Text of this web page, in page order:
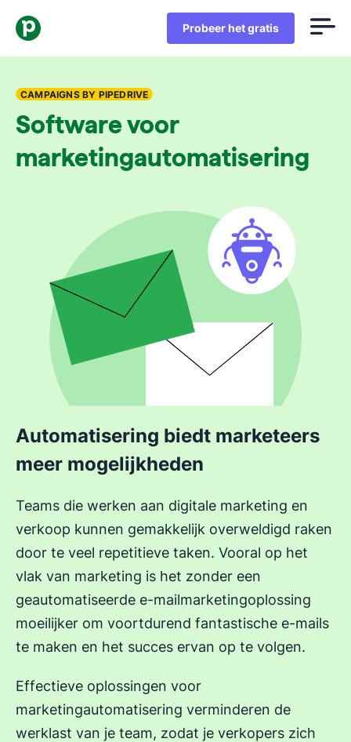
Probeer het gratis
CAMPAIGNS BY PIPEDRIVE
Software voor
marketingautomatisering
Automatisering biedt marketeers
meer mogelijkheden
Teams die werken aan digitale marketing en
verkoop kunnen gemakkelijk overweldigd raken
door te veel repetitieve taken. Vooral op het
vlak van marketing is het zonder een
geautomatiseerde e-mailmarketingoplossing
moeilijker om voortdurend fantastische e-mails
te maken en het succes ervan op te volgen.
Effectieve oplossingen voor
marketingautomatisering verminderen de
werklast van je team, zodat je verkopers zich